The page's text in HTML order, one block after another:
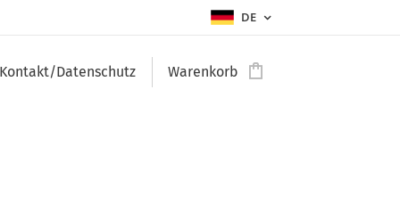
DE
Kontakt/Datenschutz Warenkorb